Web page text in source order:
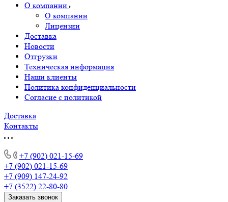
О компании
О компании
Лицензии
Доставка
Новости
Отгрузки
Техническая информация
Наши клиенты
Политика конфиденциальности
Согласие с политикой
Доставка
Контакты
+7 (902) 021-15-69
+7 (902) 021-15-69
+7 (909) 147-24-92
+7 (3522) 22-80-80
Заказать звонок